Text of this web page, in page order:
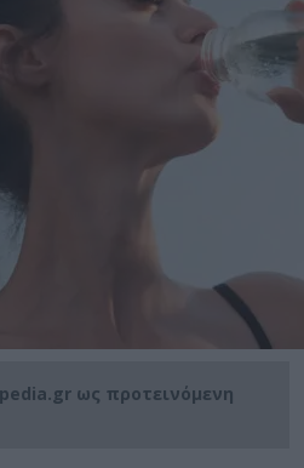
ως προτεινόμενη